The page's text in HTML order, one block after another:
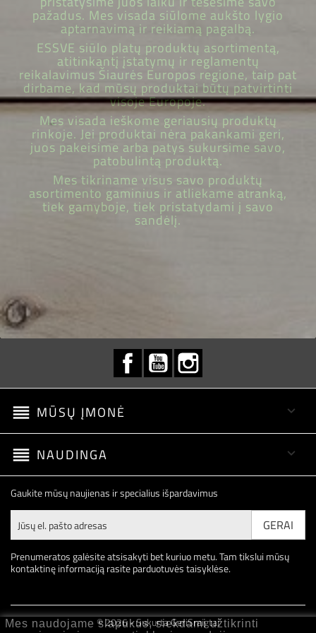
pažadus. Mes visada siūlome aukšto lygio
aptarnavimą ir reikiamą pagalbą.
ESSVE siūlo platų produktų asortimentą,
atitinkantį įstatymų ir reglamentų
reikalavimus Šiaurės Europos regione, taip pat
dirbame, kad mūsų produktai būtų patvirtinti
visoje Europoje.
Mes visada ieškome geriausių produktų
rinkoje. Jei produktai nėra pakankami geri,
juos pakeisime arba patys sukursime savo,
patobulintą produktą.
Mes tikriname visus savo produktų
asortimento gaminius ir atliekame atranką,
tiek gamyboje, tiek pristatydami į savo
sandėlį.
FacebookYouTube
reorder MŪSŲ ĮMONĖ 
reorder NAUDINGA 
Gaukite mūsų naujienas ir specialius išpardavimus
Prenumeratos galėsite atsisakyti bet kuriuo metu. Tam tikslui mūsų
kontaktinę informaciją rasite parduotuvės taisyklėse.
Mes naudojame slapukus, siekdami užtikrinti
© 2026 - Sukurta GeriSraigtai